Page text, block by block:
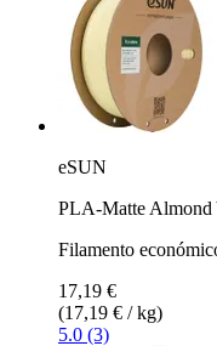
eSUN
PLA-Matte Almond
Filamento
17,19 €
(17,19 € / kg)
5.0 (3)